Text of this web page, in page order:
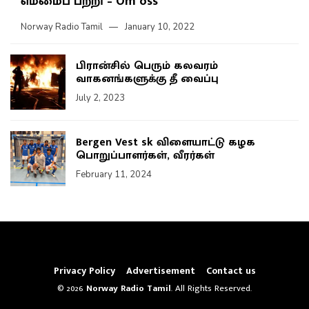
Norway Radio Tamil January 10, 2022
பிரான்சில் பெரும் கலவரம்
வாகனங்களுக்கு தீ வைப்பு
July 2, 2023
Bergen Vest sk விளையாட்டு கழக
பொறுப்பாளர்கள், வீரர்கள்
February 11, 2024
Privacy Policy Advertisement Contact us
© 2026 Norway Radio Tamil. All Rights Reserved.